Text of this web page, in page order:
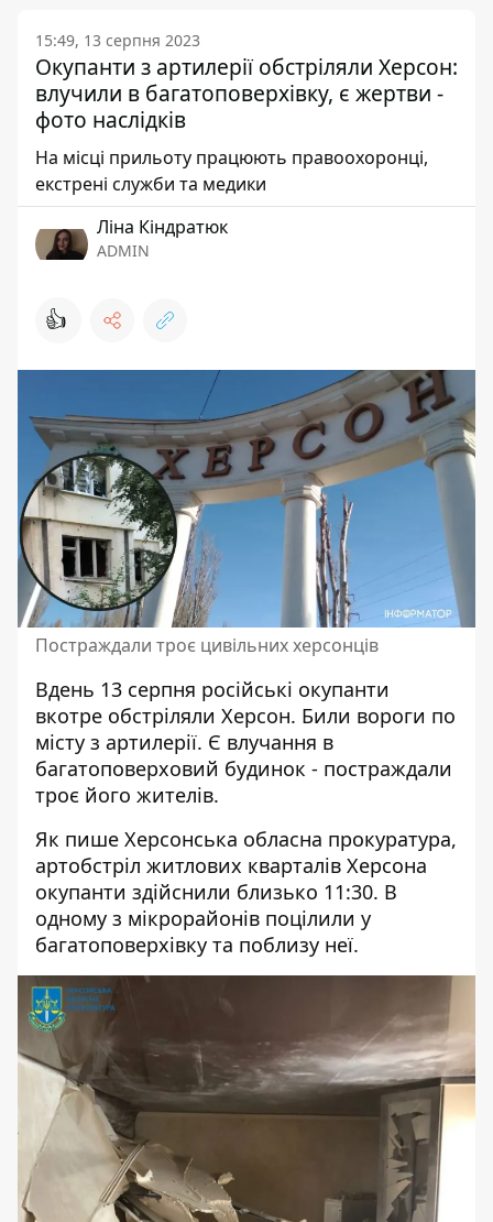
15:49, 13 серпня 2023
Окупанти з артилерії обстріляли Херсон:
влучили в багатоповерхівку, є жертви -
фото наслідків
На місці прильоту працюють правоохоронці,
екстрені служби та медики
Ліна Кіндратюк
ADMIN
👍
Постраждали троє цивільних херсонців
Вдень 13 серпня російські окупанти
вкотре обстріляли Херсон. Били вороги по
місту з артилерії. Є влучання в
багатоповерховий будинок - постраждали
троє його жителів.
Як пише Херсонська обласна прокуратура,
артобстріл житлових кварталів Херсона
окупанти здійснили близько 11:30. В
одному з мікрорайонів поцілили у
багатоповерхівку та поблизу неї.